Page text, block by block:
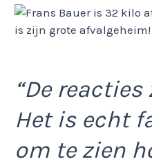
“De
Het is echt
om te zien